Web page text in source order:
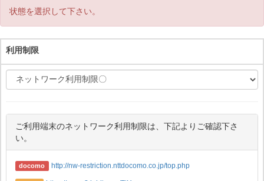
状態を選択して下さい。
利用制限
ご利用端末のネットワーク利用制限は、下記よりご確認下さ
い。
docomo http://nw-restriction.nttdocomo.co.jp/top.php